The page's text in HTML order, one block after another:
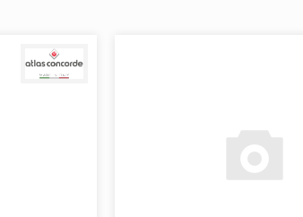
способом: в магазине, на